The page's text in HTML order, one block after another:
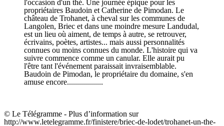
l'occasion d'un thé. Une journée épique pour les
propriétaires Baudoin et Catherine de Pimodan. Le
château de Trohanet, à cheval sur les communes de
Langolen, Briec et dans une moindre mesure Landudal,
est un lieu où aiment, de temps à autre, se retrouver,
écrivains, poètes, artistes... mais aussi personnalités
connues ou moins connues du monde. L'histoire qui va
suivre commence comme un canular. Elle aurait pu
l'être tant l'événement paraissait invraisemblable.
Baudoin de Pimodan, le propriétaire du domaine, s'en
amuse encore..................
© Le Télégramme - Plus d’information sur
http://www.letelegramme.fr/finistere/briec-de-lodet/trohanet-un-the-